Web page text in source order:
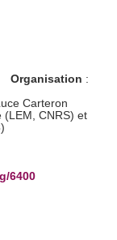
Organisation :
Carteron
(LEM, CNRS) et
6400